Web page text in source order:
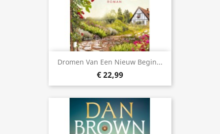
Dromen Van Een Nieuw Begin...
€ 22,99